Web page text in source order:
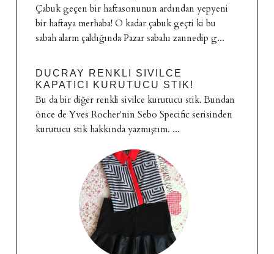
Çabuk geçen bir haftasonunun ardından yepyeni
bir haftaya merhaba! O kadar çabuk geçti ki bu
sabah alarm çaldığında Pazar sabahı zannedip g...
DUCRAY RENKLI SIVILCE
KAPATICI KURUTUCU STIK!
Bu da bir diğer renkli sivilce kurutucu stik. Bundan
önce de Yves Rocher'nin Sebo Specific serisinden
kurutucu stik hakkında yazmıştım. ...